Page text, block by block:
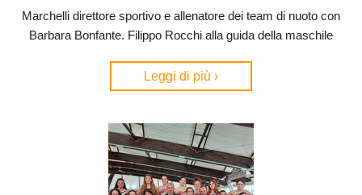
Marchelli direttore sportivo e allenatore dei team di nuoto con
Barbara Bonfante. Filippo Rocchi alla guida della maschile
Leggi di più ›